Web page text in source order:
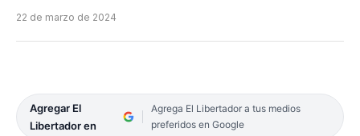
22 de marzo de 2024
Agregar El
Libertador en
Agrega El Libertador a tus medios
preferidos en Google